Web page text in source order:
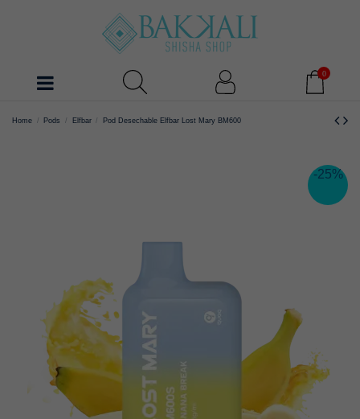
0
Home Pods Elfbar Pod Desechable Elfbar Lost Mary BM600
-25%